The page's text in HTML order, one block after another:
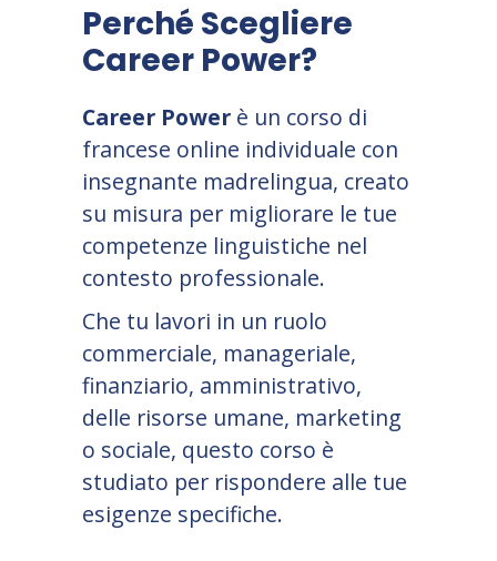
Perché Scegliere
Career Power?
Career Power è un corso di
francese online individuale con
insegnante madrelingua, creato
su misura per migliorare le tue
competenze linguistiche nel
contesto professionale.
Che tu lavori in un ruolo
commerciale, manageriale,
finanziario, amministrativo,
delle risorse umane, marketing
o sociale, questo corso è
studiato per rispondere alle tue
esigenze specifiche.